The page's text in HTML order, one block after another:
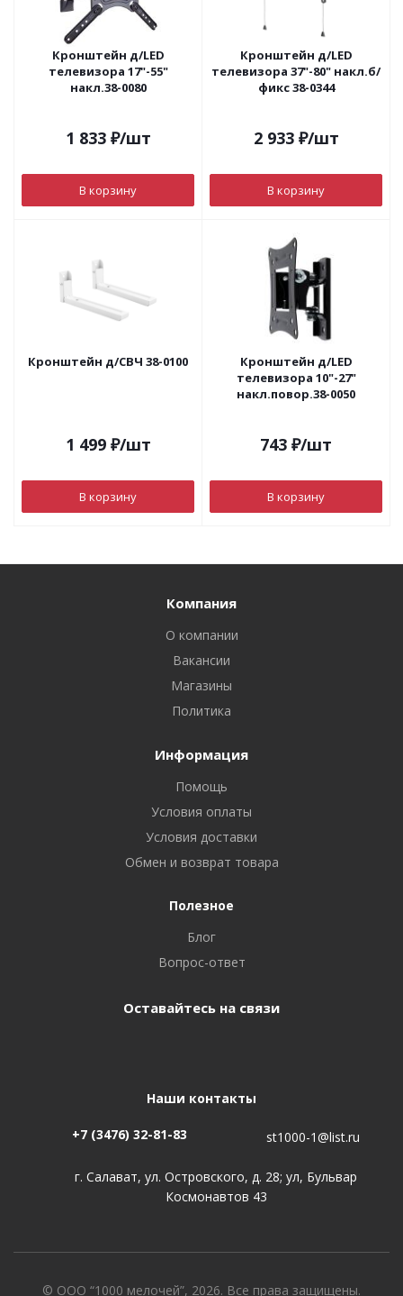
Кронштейн д/LED
телевизора 17"-55"
накл.38-0080
1 833₽/шт
В корзину
Кронштейн д/LED
телевизора 37"-80" накл.б/
фикс 38-0344
2 933₽/шт
В корзину
Кронштейн д/СВЧ 38-0100
1 499₽/шт
В корзину
Кронштейн д/LED
телевизора 10"-27"
накл.повор.38-0050
743 ₽/шт
В корзину
Компания
О компании
Вакансии
Магазины
Политика
Информация
Помощь
Условия оплаты
Условия доставки
Обмен и возврат товара
Полезное
Блог
Вопрос-ответ
Оставайтесь на связи
Наши контакты
+7 (3476) 32-81-83 st1000-1@list.ru
г. Салават, ул. Островского, д. 28; ул, Бульвар
Космонавтов 43
© ООО “1000 мелочей”, 2026. Все права защищены.